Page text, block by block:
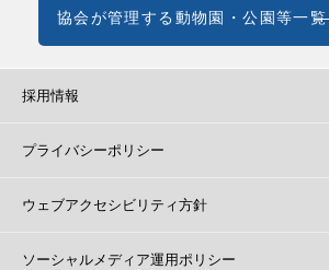
協会が管理する動物園・公園等一覧
採用情報
プライバシーポリシー
ウェブアクセシビリティ方針
ソーシャルメディア運用ポリシー